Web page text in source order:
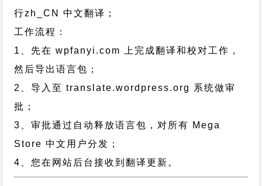
行zh_CN
中文翻译；
工作流程：
1、先在 wpfanyi.com 上完成翻译和校对工作，
然后导出语言包；
2、导入至 translate.wordpress.org 系统做审
批；
3、审批通过自动释放语言包，对所有 Mega
Store 中文用户分发；
4、您在网站后台接收到翻译更新。